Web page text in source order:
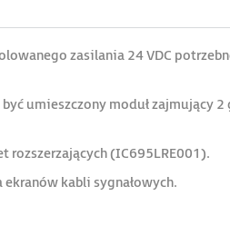
zasilania 24 VDC
umieszczony moduł zajmujący 2
rozszerzających (IC695LRE001).
kabli sygnałowych.